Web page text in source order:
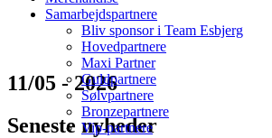
Samarbejdspartnere
Bliv sponsor i Team Esbjerg
Hovedpartnere
Maxi Partner
Guldpartnere
Sølvpartnere
Bronzepartnere
Vip-partnere
11/05 - 2026
Seneste nyheder